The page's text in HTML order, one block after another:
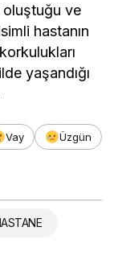
oluştuğu ve
hastanın
yaşandığı
Vay
Üzgün